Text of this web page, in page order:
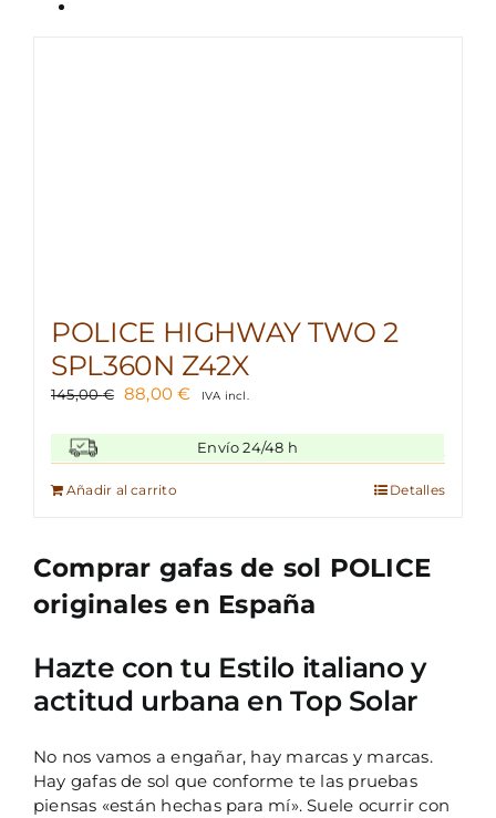
POLICE HIGHWAY TWO 2
SPL360N Z42X
145,00€ El
era:
145,00 €.
88,00€El
actual
es:
IVA incl.
Envío 24/48 h
Añadir al carrito Detalles
Comprar gafas de sol POLICE
originales en España
Hazte con tu Estilo italiano y
actitud urbana en Top Solar
No nos vamos a engañar, hay marcas y marcas.
Hay gafas de sol que conforme te las pruebas
piensas «están hechas para mí». Suele ocurrir con